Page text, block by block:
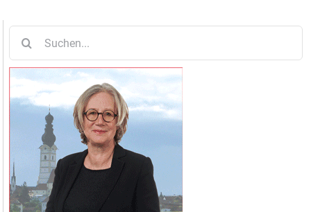
nach: